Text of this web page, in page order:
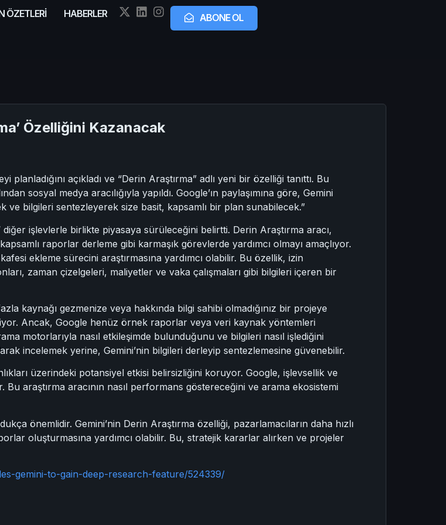
ÖZETLERİ HABERLER ABONE OL
Özelliğini Kazanacak
açıkladı ve “Derin Araştırma” adlı yeni bir özelliği tanıttı. Bu
sosyal medya aracılığıyla yapıldı. Google’ın paylaşımına göre, Gemini
ve bilgileri sentezleyerek size basit, kapsamlı bir plan sunabilecek.”
işlevlerle birlikte piyasaya sürüleceğini belirtti. Derin Araştırma aracı,
raporlar derleme gibi karmaşık görevlerde yardımcı olmayı amaçlıyor.
ekleme sürecini araştırmasına yardımcı olabilir. Bu özellik, izin
zaman çizelgeleri, maliyetler ve vaka çalışmaları gibi bilgileri içeren bir
kaynağı gezmenize veya hakkında bilgi sahibi olmadığınız bir projeye
Ancak, Google henüz örnek raporlar veya veri kaynak yöntemleri
motorlarıyla nasıl etkileşimde bulunduğunu ve bilgileri nasıl işlediğini
incelemek yerine, Gemini’nin bilgileri derleyip sentezlemesine güvenebilir.
üzerindeki potansiyel etkisi belirsizliğini koruyor. Google, işlevsellik ve
Bu araştırma aracının nasıl performans göstereceğini ve arama ekosistemi
önemlidir. Gemini’nin Derin Araştırma özelliği, pazarlamacıların daha hızlı
oluşturmasına yardımcı olabilir. Bu, stratejik kararlar alırken ve projeler
gemini-to-gain-deep-research-feature/524339/